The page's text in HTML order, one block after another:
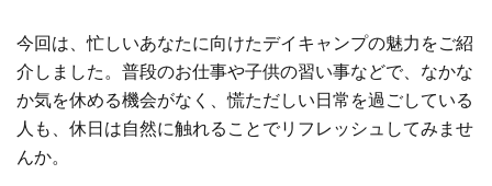
今回は、忙しいあなたに向けたデイキャンプの魅力をご紹
介しました。普段のお仕事や子供の習い事などで、なかな
か気を休める機会がなく、慌ただしい日常を過ごしている
人も、休日は自然に触れることでリフレッシュしてみませ
んか。